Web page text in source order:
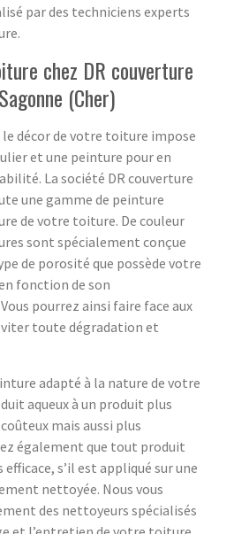
par des techniciens experts
chez DR couverture
(Cher)
décor de votre toiture impose
et une peinture pour en
La société DR couverture
une gamme de peinture
de votre toiture. De couleur
sont spécialement conçue
de porosité que possède votre
fonction de son
pourrez ainsi faire face aux
toute dégradation et
adapté à la nature de votre
aqueux à un produit plus
mais aussi plus
également que tout produit
s’il est appliqué sur une
nettoyée. Nous vous
des nettoyeurs spécialisés